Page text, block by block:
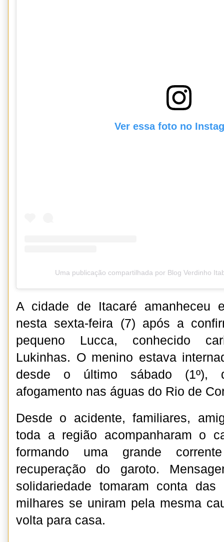
Ver essa foto no
Uma publicação compartilhada por Blog Verdinho
A cidade de Itacaré amanheceu
nesta sexta-feira (7) após a
pequeno Lucca, conhecido
Lukinhas. O menino estava
desde o último sábado (1º),
afogamento nas águas do Rio de
Desde o acidente, familiares,
toda a região acompanharam o
formando uma grande
recuperação do garoto.
solidariedade tomaram conta
milhares se uniram pela mesma
volta para casa.